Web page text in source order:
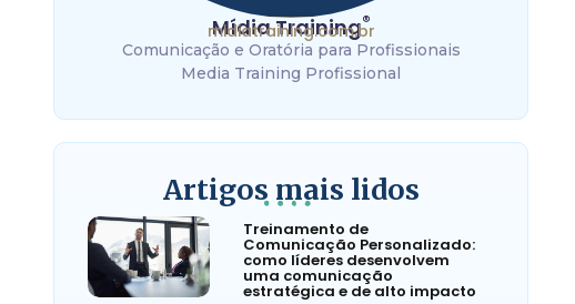
Mídia Training®
midiatraining.com.br
Comunicação e Oratória para Profissionais
Media Training Profissional
Artigos mais lidos
Treinamento de
Comunicação Personalizado:
como líderes desenvolvem
uma comunicação
estratégica e de alto impacto